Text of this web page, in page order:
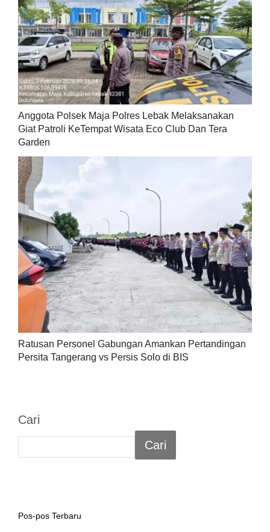
Anggota Polsek Maja Polres Lebak Melaksanakan
Giat Patroli KeTempat Wisata Eco Club Dan Tera
Garden
Ratusan Personel Gabungan Amankan Pertandingan
Persita Tangerang vs Persis Solo di BIS
Cari
Cari
Pos-pos Terbaru